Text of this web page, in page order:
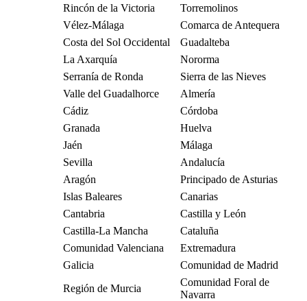
Rincón de la Victoria
Torremolinos
Vélez-Málaga
Comarca de Antequera
Costa del Sol Occidental
Guadalteba
La Axarquía
Nororma
Serranía de Ronda
Sierra de las Nieves
Valle del Guadalhorce
Almería
Cádiz
Córdoba
Granada
Huelva
Jaén
Málaga
Sevilla
Andalucía
Aragón
Principado de Asturias
Islas Baleares
Canarias
Cantabria
Castilla y León
Castilla-La Mancha
Cataluña
Comunidad Valenciana
Extremadura
Galicia
Comunidad de Madrid
Región de Murcia
Comunidad Foral de
Navarra